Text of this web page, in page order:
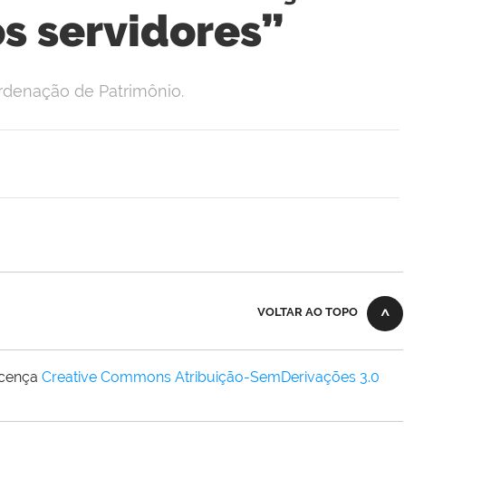
servidores”
de Patrimônio.
VOLTAR AO TOPO
Creative Commons Atribuição-SemDerivações 3.0